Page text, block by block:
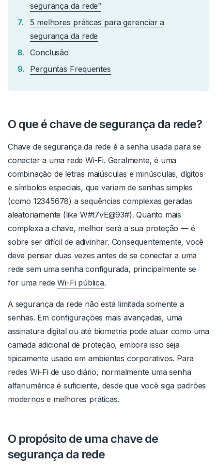
segurança da rede”
5 melhores práticas para gerenciar a
segurança da rede
Conclusão
Perguntas Frequentes
O que é chave de segurança da rede?
Chave de segurança da rede é a senha usada para se
conectar a uma rede Wi-Fi. Geralmente, é uma
combinação de letras maiúsculas e minúsculas, dígitos
e símbolos especiais, que variam de senhas simples
(como 12345678) a sequências complexas geradas
aleatoriamente (like W#t7vE@93#). Quanto mais
complexa a chave, melhor será a sua proteção — é
sobre ser difícil de adivinhar. Consequentemente, você
deve pensar duas vezes antes de se conectar a uma
rede sem uma senha configurada, principalmente se
for uma redeWi-Fi pública.
A segurança da rede não está limitada somente a
senhas. Em configurações mais avançadas, uma
assinatura digital ou até biometria pode atuar como uma
camada adicional de proteção, embora isso seja
tipicamente usado em ambientes corporativos. Para
redes Wi-Fi de uso diário, normalmente uma senha
alfanumérica é suficiente, desde que você siga padrões
modernos e melhores práticas.
O propósito de uma chave de
segurança da rede